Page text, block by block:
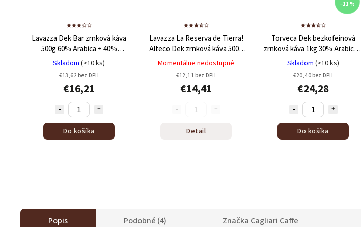
Lavazza Dek Bar zrnková káva
500g60% Arabica + 40%
Robusta
Skladom (>10 ks)
€13,62 bez DPH
€16,21
Do košíka
Lavazza La Reserva de Tierra!
Alteco Dek zrnková káva 500g
60% Arabica + 40% Robusta
Momentálne nedostupné
€12,11 bez DPH
€14,41
Detail
–11 %
Torveca Dek bezkofeínová
zrnková káva 1kg30% Arabica +
70% Robusta
Skladom (>10 ks)
€20,40 bez DPH
€24,28
Do košíka
Popis Podobné (4) Značka Cagliari Caffe